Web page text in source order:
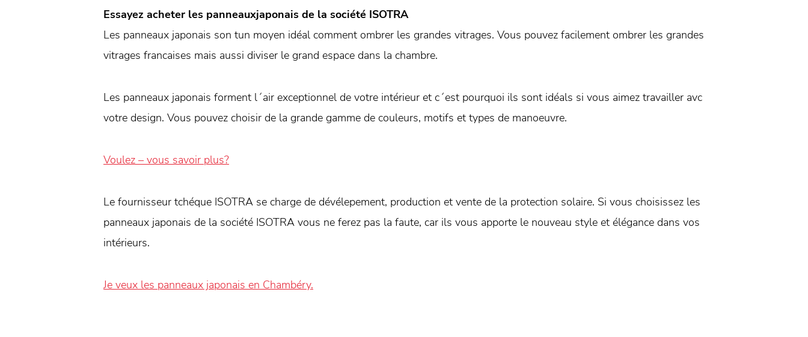
Essayez acheter les panneauxjaponais de la société ISOTRA
Les panneaux japonais son tun moyen idéal comment ombrer les grandes vitrages. Vous pouvez facilement ombrer les grandes
vitrages francaises mais aussi diviser le grand espace dans la chambre.
Les panneaux japonais forment l´air exceptionnel de votre intérieur et c´est pourquoi ils sont idéals si vous aimez travailler avc
votre design. Vous pouvez choisir de la grande gamme de couleurs, motifs et types de manoeuvre.
Voulez – vous savoir plus?
Le fournisseur tchéque ISOTRA se charge de dévélepement, production et vente de la protection solaire. Si vous choisissez les
panneaux japonais de la société ISOTRA vous ne ferez pas la faute, car ils vous apporte le nouveau style et élégance dans vos
intérieurs.
Je veux les panneaux japonais en Chambéry.